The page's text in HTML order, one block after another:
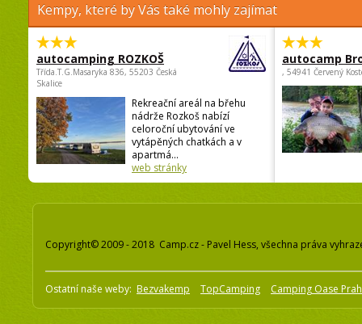
Kempy, které by Vás také mohly zajímat
autocamping ROZKOŠ
Třída.T.G.Masaryka 836, 55203 Česká
Skalice
Rekreační areál na břehu
nádrže Rozkoš nabízí
celoroční ubytování ve
vytápěných chatkách a v
apartmá...
web stránky
autocamp
, 54941 Červený
Copyright© 2009 - 2018 Camp.cz - Pavel Hess, všechna práva
Ostatní naše weby: Bezvakemp TopCamping Camping Oase